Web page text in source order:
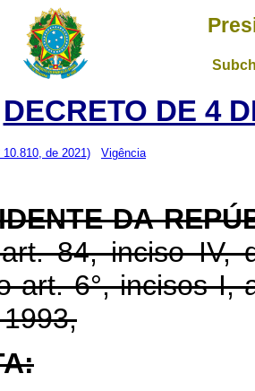
DECRETO DE 4
10.810, de 2021) Vigência
DA
84, inciso IV,
art. 6°, incisos I,